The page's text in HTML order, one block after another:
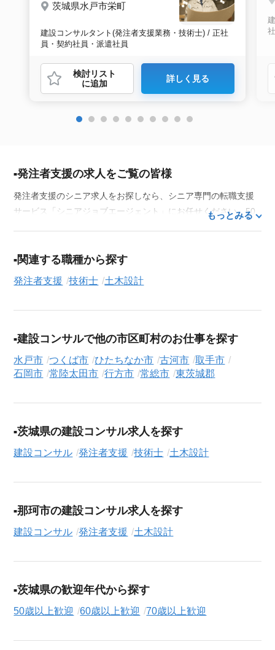
茨城県水戸市栄町
建設コンサルタント(発注者支援業務・技術士) / 正社
員・契約社員・派遣社員
検討リスト
に追加
詳しく見る
発注者支援の求人をご覧の皆様
発注者支援のシニア求人をお探しなら、シニア専門の転職支援
サービス「シニアジョブエージェント」にお任せください。50
にサポートします。この求人を含む
だけの非公開求人です。
ご利用の流れ
る」ボタンからご登録ください。シニア専門のキャリアアドバ
イザーが、これまでのご経歴やご希望を丁寧にヒアリングし、
職務経歴書の作成から面接対策、企業との条件交渉まで、転職
シニアジョブエージェントでは、豊富な求人情報の中から、あ
なたの希望に合ったお仕事を簡単に見つけられます。雇用形態
（正社員、契約社員、アルバイト・パート）や、勤務地、年
たこだわり条件での絞り込み検索も可能です。
この発注者支援の求人にご興味をお持ちの方はもちろん、「ま
ービス（無料） にお申し込みください。
もっとみる
関連する職種から探す
発注者支援 技術士 土木設計
建設コンサルで他の市区町村のお仕事を探す
水戸市 つくば市 ひたちなか市 古河市
取手市
石岡市
常陸太田市 行方市 常総市 東茨城郡
茨城県の建設コンサル求人を探す
建設コンサル 発注者支援 技術士 土木設計
那珂市の建設コンサル求人を探す
建設コンサル 発注者支援 土木設計
茨城県の歓迎年代から探す
50歳以上歓迎 60歳以上歓迎 70歳以上歓迎